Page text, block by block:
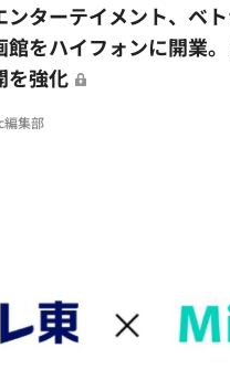
ンターテイメント、ベ
館をハイフォンに開業
を強化
編集部